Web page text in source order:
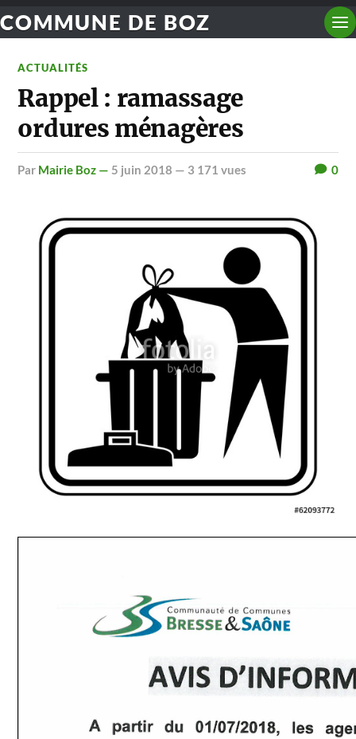
COMMUNE DE BOZ
ACTUALITÉS
Rappel : ramassage
ordures ménagères
par Mairie Boz — 5 juin 2018 — 3 171 vues 0